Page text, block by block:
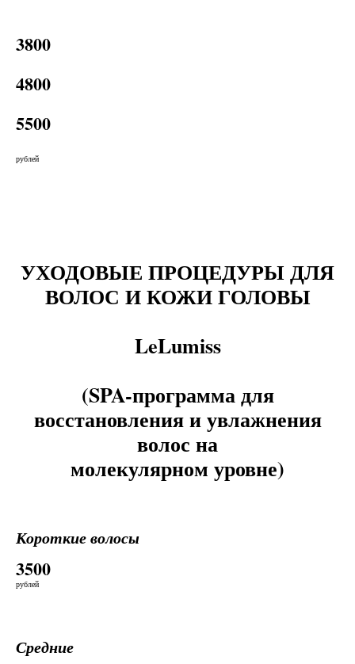
3800
4800
5500
рублей
УХОДОВЫЕ ПРОЦЕДУРЫ ДЛЯ
ВОЛОС И КОЖИ ГОЛОВЫ
LeLumiss
(SPA-программа для
восстановления и увлажнения
волос на
молекулярном уровне)
Короткие волосы
3500
рублей
Средние